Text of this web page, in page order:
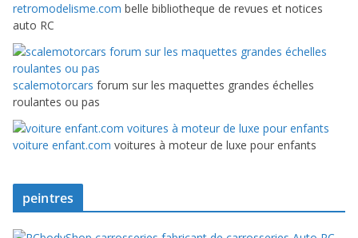
retromodelisme.com belle bibliotheque de revues et notices
auto RC
scalemotorcars forum sur les maquettes grandes échelles
roulantes ou pas
voiture enfant.com voitures à moteur de luxe pour enfants
peintres